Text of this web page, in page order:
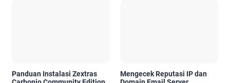
Panduan Instalasi Zextras
Mengecek Reputasi IP dan